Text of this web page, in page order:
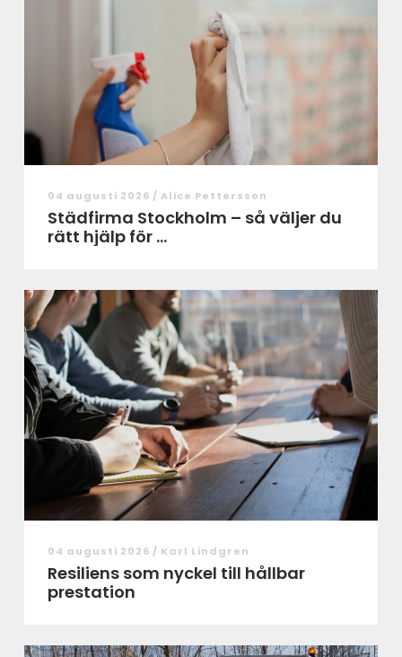
04 augusti 2026 / Alice Pettersson
Städfirma Stockholm – så väljer du
rätt hjälp för ...
04 augusti 2026 / Karl Lindgren
Resiliens som nyckel till hållbar
prestation